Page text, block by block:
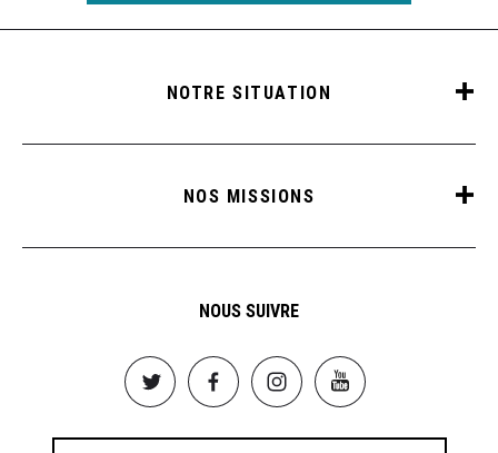
NOTRE SITUATION
NOS MISSIONS
NOUS SUIVRE
Image Image Image Image